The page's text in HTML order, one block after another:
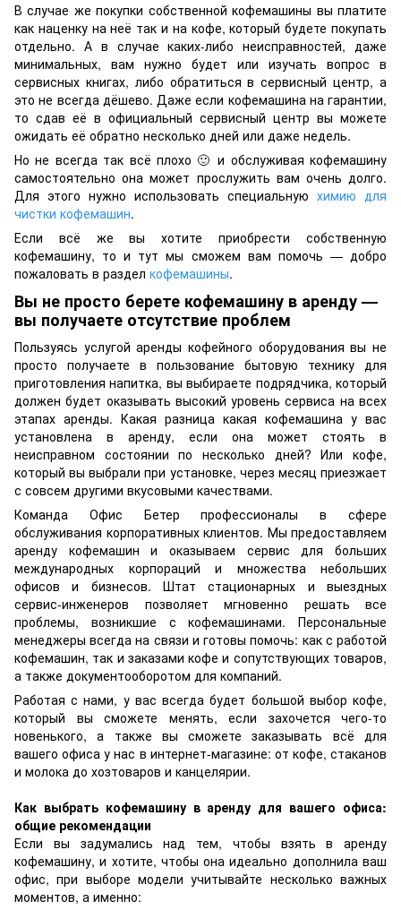
В случае же покупки собственной кофемашины вы платите
как наценку на неё так и на кофе, который будете покупать
отдельно. А в случае каких-либо неисправностей, даже
минимальных, вам нужно будет или изучать вопрос в
сервисных книгах, либо обратиться в сервисный центр, а
это не всегда дёшево. Даже если кофемашина на гарантии,
то сдав её в официальный сервисный центр вы можете
ожидать её обратно несколько дней или даже недель.
Но не всегда так всё плохо 🙂 и обслуживая кофемашину
самостоятельно она может прослужить вам очень долго.
Для этого нужно использовать специальную химию для
чистки кофемашин.
Если всё же вы хотите приобрести собственную
кофемашину, то и тут мы сможем вам помочь — добро
пожаловать в раздел кофемашины.
Вы не просто берете кофемашину в аренду —
вы получаете отсутствие проблем
Пользуясь услугой аренды кофейного оборудования вы не
просто получаете в пользование бытовую технику для
приготовления напитка, вы выбираете подрядчика, который
должен будет оказывать высокий уровень сервиса на всех
этапах аренды. Какая разница какая кофемашина у вас
установлена в аренду, если она может стоять в
неисправном состоянии по несколько дней? Или кофе,
который вы выбрали при установке, через месяц приезжает
с совсем другими вкусовыми качествами.
Команда Офис Бетер профессионалы в сфере
обслуживания корпоративных клиентов. Мы предоставляем
аренду кофемашин и оказываем сервис для больших
международных корпораций и множества небольших
офисов и бизнесов. Штат стационарных и выездных
сервис-инженеров позволяет мгновенно решать все
проблемы, возникшие с кофемашинами. Персональные
менеджеры всегда на связи и готовы помочь: как с работой
кофемашин, так и заказами кофе и сопутствующих товаров,
а также документооборотом для компаний.
Работая с нами, у вас всегда будет большой выбор кофе,
который вы сможете менять, если захочется чего-то
новенького, а также вы сможете заказывать всё для
вашего офиса у нас в интернет-магазине: от кофе, стаканов
и молока до хозтоваров и канцелярии.
Как выбрать кофемашину в аренду для вашего офиса:
общие рекомендации
Если вы задумались над тем, чтобы взять в аренду
кофемашину, и хотите, чтобы она идеально дополнила ваш
офис, при выборе модели учитывайте несколько важных
моментов, а именно: